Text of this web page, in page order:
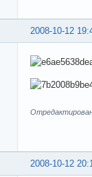
2008-10-12
2008-10-12